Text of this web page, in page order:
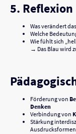
5. Reflexion
Was verändert
Welche
Wie fühlt sich
→ Das Blau wird
Förderung von
Denken
Verbindung von
Stärkung
Ausdrucksformen